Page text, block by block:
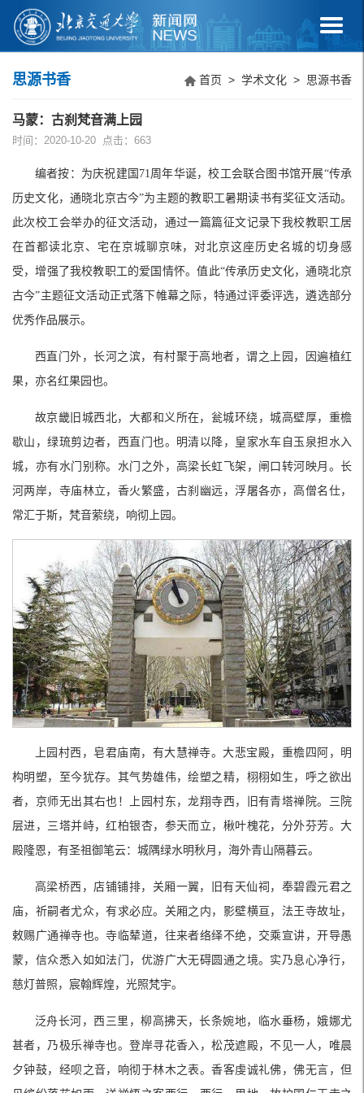
思源书香 首页 > 学术文化 > 思源书香
马蒙：古刹梵音满上园
时间：2020-10-20 点击： 663
编者按：为庆祝建国 71周年华诞，校工会联合图书馆开展“传承
历史文化，通晓北京古今”为主题的教职工暑期读书有奖征文活动。
此次校工会举办的征文活动，通过一篇篇征文记录下我校教职工居
在首都读北京、宅在京城聊京味，对北京这座历史名城的切身感
受，增强了我校教职工的爱国情怀。值此“传承历史文化，通晓北京
古今”主题征文活动正式落下帷幕之际，特通过评委评选，遴选部分
优秀作品展示。
西直门外，长河之滨，有村聚于高地者，谓之上园，因遍植红
果，亦名红果园也。
故京畿旧城西北，大都和义所在，瓮城环绕，城高壁厚，重檐
歇山，绿琉剪边者，西直门也。明清以降，皇家水车自玉泉担水入
城，亦有水门别称。水门之外，高梁长虹飞架，闸口转河映月。长
河两岸，寺庙林立，香火繁盛，古刹幽远，浮屠各亦，高僧名仕，
常汇于斯，梵音萦绕，响彻上园。
上园村西，皂君庙南，有大慧禅寺。大悲宝殿，重檐四阿，明
构明塑，至今犹存。其气势雄伟，绘塑之精，栩栩如生，呼之欲出
者，京师无出其右也！上园村东，龙翔寺西，旧有青塔禅院。三院
层进，三塔并峙，红柏银杏，参天而立，楸叶槐花，分外芬芳。大
殿隆恩，有圣祖御笔云：城隅绿水明秋月，海外青山隔暮云。
高梁桥西，店铺铺排，关厢一翼，旧有天仙祠，奉碧霞元君之
庙，祈嗣者尤众，有求必应。关厢之内，影壁横亘，法王寺故址，
敕赐广通禅寺也。寺临辇道，往来者络绎不绝，交乘宣讲，开导愚
蒙，信众悉入如如法门，优游广大无碍圆通之境。实乃息心净行，
慈灯普照，宸翰辉煌，光照梵宇。
泛舟长河，西三里，柳高拂天，长条婉地，临水垂杨，娥娜尤
甚者，乃极乐禅寺也。登岸寻花香入，松茂遮殿，不见一人，唯晨
夕钟鼓，经呗之音，响彻于林木之表。香客虔诚礼佛，佛无言，但